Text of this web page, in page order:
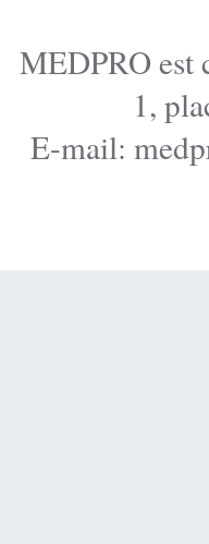
MEDPRO est
1,
E-mail: